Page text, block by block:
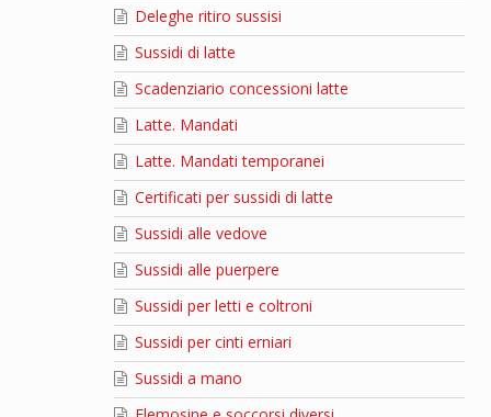
Deleghe ritiro sussisi
Sussidi di latte
Scadenziario concessioni latte
Latte. Mandati
Latte. Mandati temporanei
Certificati per sussidi di latte
Sussidi alle vedove
Sussidi alle puerpere
Sussidi per letti e coltroni
Sussidi per cinti erniari
Sussidi a mano